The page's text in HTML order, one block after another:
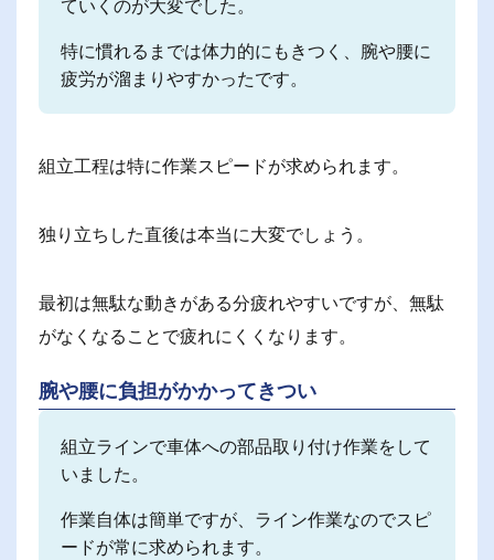
特に慣れるまでは体力的にもきつく、腕や腰に
疲労が溜まりやすかったです。
組立工程は特に作業スピードが求められます。
独り立ちした直後は本当に大変でしょう。
最初は無駄な動きがある分疲れやすいですが、無駄
がなくなることで疲れにくくなります。
腕や腰に負担がかかってきつい
組立ラインで車体への部品取り付け作業をして
いました。
作業自体は簡単ですが、ライン作業なのでスピ
ードが常に求められます。